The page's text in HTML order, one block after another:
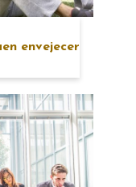
envejecer